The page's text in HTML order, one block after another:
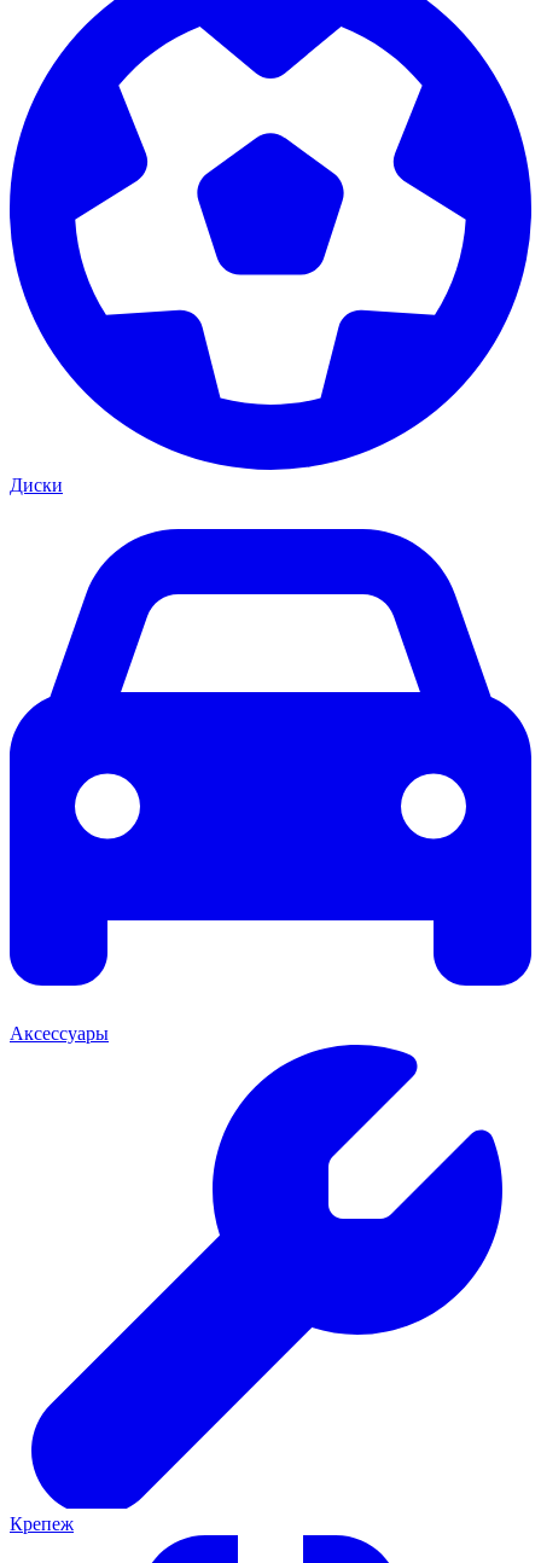
Диски
Аксессуары
Крепеж